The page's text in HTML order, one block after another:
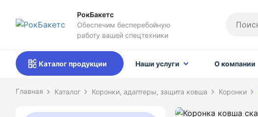
РокБакетс
Обеспечим бесперебойную
работу вашей спецтехники
Каталог продукции Наши услуги О компании
Каталог Коронки, адаптеры, защита ковша Коронки